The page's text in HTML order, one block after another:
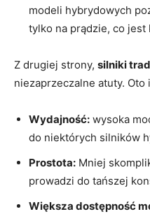
modeli hybrydowych
tylko na prądzie, co
Z ⁢drugiej strony, silniki
‌niezaprzeczalne atuty.
Wydajność: wysoka
do niektórych silników
Prostota: Mniej
prowadzi do‌ tańszej
Większa dostępność